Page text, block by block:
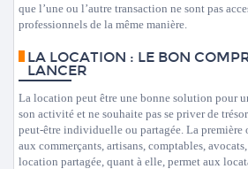
que l’une ou l’autre transaction ne sont pas
professionnels de la même manière.
LA LOCATION : LE BON
LANCER
La location peut être une bonne solution pour
son activité et ne souhaite pas se priver de
peut-être individuelle ou partagée. La
aux commerçants, artisans, comptables,
location partagée, quant à elle, permet aux